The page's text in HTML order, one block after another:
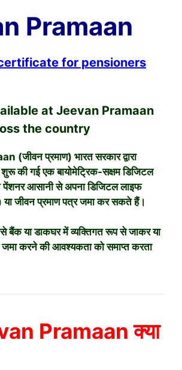
Pramaan
for pensioners
at Jeevan Pramaan
the country
प्रमाण) भारत सरकार द्वारा
शुरू की गई एक बायोमेट्रिक-सक्षम डिजिटल
आसानी से अपना डिजिटल लाइफ
जीवन प्रमाण पत्र जमा कर सकते हैं।
से बैंक या डाकघर में व्यक्तिगत रूप से जाकर या
जमा करने की आवश्यकता को समाप्त करता
Pramaan क्या